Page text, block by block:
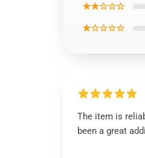
★★☆☆☆
★☆☆☆☆
The item is
been a great